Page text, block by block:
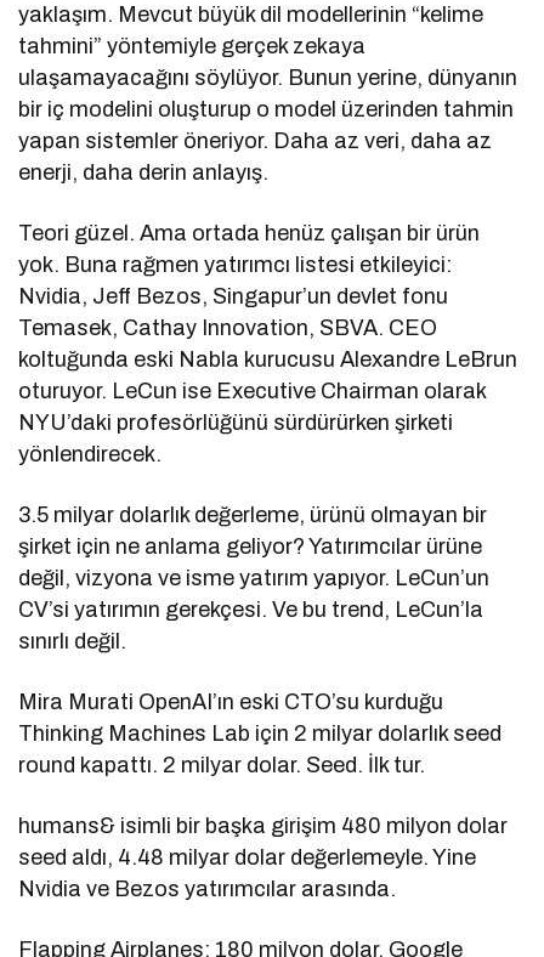
yaklaşım. Mevcut büyük dil modellerinin “kelime
tahmini” yöntemiyle gerçek zekaya
ulaşamayacağını söylüyor. Bunun yerine, dünyanın
bir iç modelini oluşturup o model üzerinden tahmin
yapan sistemler öneriyor. Daha az veri, daha az
enerji, daha derin anlayış.
Teori güzel. Ama ortada henüz çalışan bir ürün
yok. Buna rağmen yatırımcı listesi etkileyici:
Nvidia, Jeff Bezos, Singapur’un devlet fonu
Temasek, Cathay Innovation, SBVA. CEO
koltuğunda eski Nabla kurucusu Alexandre LeBrun
oturuyor. LeCun ise Executive Chairman olarak
NYU’daki profesörlüğünü sürdürürken şirketi
yönlendirecek.
3.5 milyar dolarlık değerleme, ürünü olmayan bir
şirket için ne anlama geliyor? Yatırımcılar ürüne
değil, vizyona ve isme yatırım yapıyor. LeCun’un
CV’si yatırımın gerekçesi. Ve bu trend, LeCun’la
sınırlı değil.
Mira Murati OpenAI’ın eski CTO’su kurduğu
Thinking Machines Lab için 2 milyar dolarlık seed
round kapattı. 2 milyar dolar. Seed. İlk tur.
humans& isimli bir başka girişim 480 milyon dolar
seed aldı, 4.48 milyar dolar değerlemeyle. Yine
Nvidia ve Bezos yatırımcılar arasında.
Flapping Airplanes: 180 milyon dolar. Google